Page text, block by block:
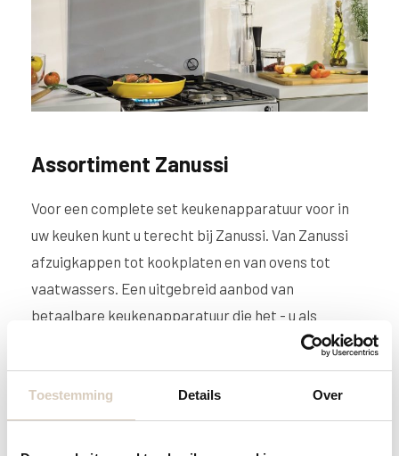
Toestemming Details Over
Assortiment Zanussi
Voor een complete set keukenapparatuur voor in
uw keuken kunt u terecht bij Zanussi. Van Zanussi
afzuigkappen tot kookplaten en van ovens tot
vaatwassers. Een uitgebreid aanbod van
betaalbare keukenapparatuur die het - u als
uitgebreide gerechten op tafel te serveren.
Italiaans ontwerp